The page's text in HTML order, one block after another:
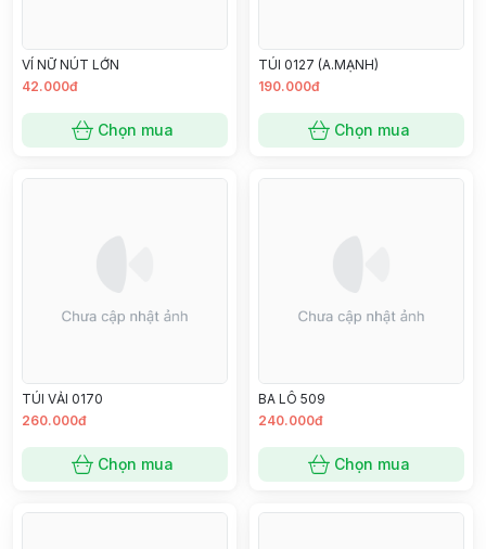
VÍ NỮ NÚT LỚN
42.000đ
Chọn mua
TÚI 0127 (A.MẠNH)
190.000đ
Chọn mua
TÚI VẢI 0170
260.000đ
Chọn mua
BA LÔ 509
240.000đ
Chọn mua